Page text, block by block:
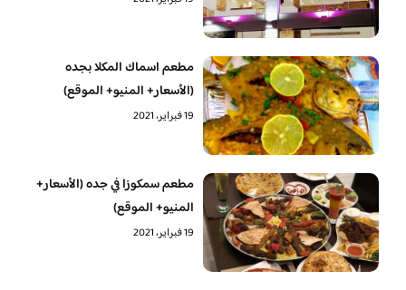
مطعم اسماك المكلا بجده
(الأسعار+ المنيو+ الموقع)
19 فبراير، 2021
مطعم سمكوزا في جده (الأسعار+
المنيو+ الموقع)
19 فبراير، 2021